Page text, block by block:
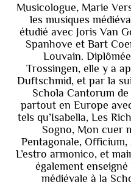
Musicologue, Marie
les musiques
étudié avec Joris Van
Spanhove et Bart
Louvain.
Trossingen, elle y a
Duftschmid, et par la
Schola Cantorum de
partout en Europe
tels qu’Isabella, Les
Sogno, Mon cuer
Pentagonale,
L’estro armonico, et
également
médiévale à la